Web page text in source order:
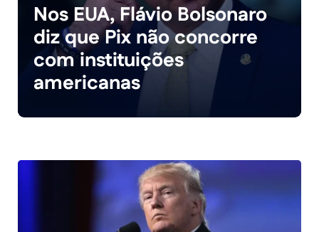
Nos EUA, Flávio Bolsonaro
diz que Pix não concorre
com instituições
americanas